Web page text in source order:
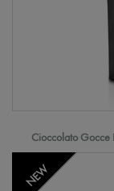
Cioccolato Gocce
NEW